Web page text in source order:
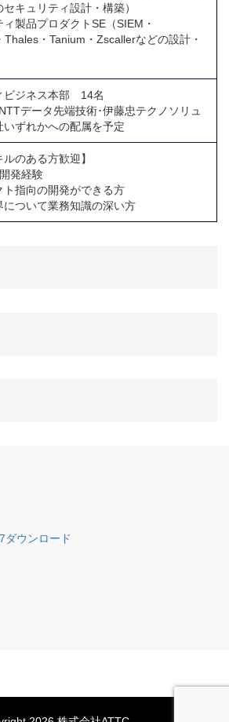
セキュリティ設計・構築）
ィ製品プロダクトSE（SIEM・
Thales・Tanium・Zscallerなどの設計・
ビジネス本部 14名
データ先端技術･伊藤忠テクノソリュ
いずれかへの配属を予定
ルのある方歓迎】
発経験
ト指向の開発ができる方
について業務知識の深い方
ダウンロード